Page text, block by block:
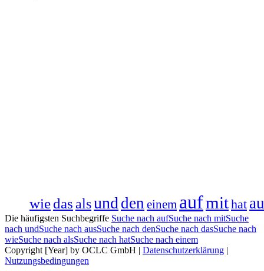
wiedasalsund den einem aufmithat
Die häufigsten Suchbegriffe Suche nach aufSuche nach mitSuche
nach undSuche nach ausSuche nach denSuche nach dasSuche nach
wieSuche nach alsSuche nach hatSuche nach einem
Copyright [Year] by OCLC GmbH | Datenschutzerklärung |
Nutzungsbedingungen